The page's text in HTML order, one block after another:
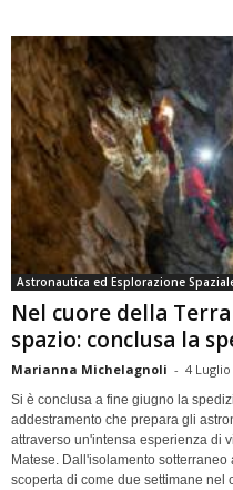
Astronautica ed Esplorazione
Nel cuore della
spazio: conclusa la
Marianna Michelagnoli - 4 Luglio
Si è conclusa a fine giugno la
addestramento che prepara gli
attraverso un'intensa esperienza di
Matese. Dall'isolamento
scoperta di come due settimane nel